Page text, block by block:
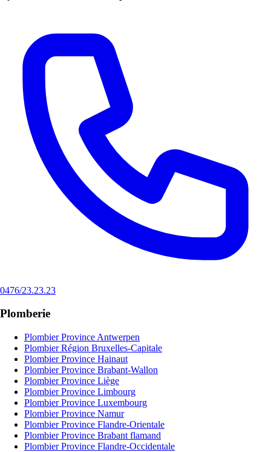
0476/23.23.23
Plomberie
Plombier Province Antwerpen
Plombier Région Bruxelles-Capitale
Plombier Province Hainaut
Plombier Province Brabant-Wallon
Plombier Province Liège
Plombier Province Limbourg
Plombier Province Luxembourg
Plombier Province Namur
Plombier Province Flandre-Orientale
Plombier Province Brabant flamand
Plombier Province Flandre-Occidentale